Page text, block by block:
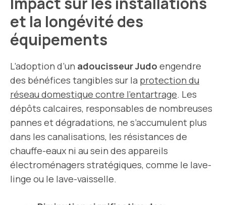
et la longévité des
équipements
L’adoption d’un adoucisseur Judo engendre
des bénéfices tangibles sur la protection du
réseau domestique contre l’entartrage. Les
dépôts calcaires, responsables de nombreuses
pannes et dégradations, ne s’accumulent plus
dans les canalisations, les résistances de
chauffe-eaux ni au sein des appareils
électroménagers stratégiques, comme le lave-
linge ou le lave-vaisselle.